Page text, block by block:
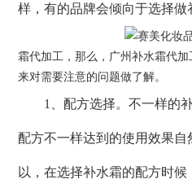
样，有的品牌会倾向于选择做
霜代加工，那么，广州补水霜代
来对需要注意的问题做了解。
1、配方选择。不一样的补
配方不一样达到的使用效果
以，在选择补水霜的配方时